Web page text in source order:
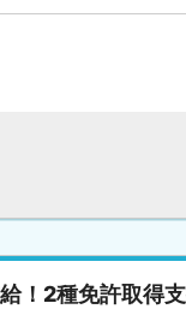
！2種免許取得